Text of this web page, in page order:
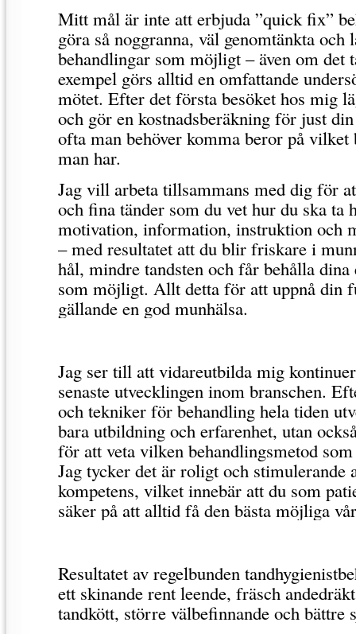
Mitt mål är inte att erbjuda ”quick fix”
göra så noggranna, väl genomtänkta och
behandlingar som möjligt – även om
exempel görs alltid en omfattande
mötet. Efter det första besöket hos mig
och gör en kostnadsberäkning för just
ofta man behöver komma beror på
man har.
Jag vill arbeta tillsammans med dig för
och fina tänder som du vet hur du ska ta
motivation, information, instruktion och
– med resultatet att du blir friskare i
hål, mindre tandsten och får behålla dina
som möjligt. Allt detta för att uppnå din
gällande en god munhälsa.
Jag ser till att vidareutbilda mig
senaste utvecklingen inom branschen.
och tekniker för behandling hela tiden
bara utbildning och erfarenhet, utan
för att veta vilken behandlingsmetod
Jag tycker det är roligt och stimulerande
kompetens, vilket innebär att du som
säker på att alltid få den bästa möjliga
Resultatet av regelbunden
ett skinande rent leende, fräsch
tandkött, större välbefinnande och bättre